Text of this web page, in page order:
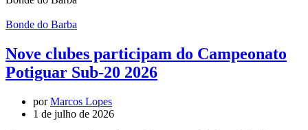
Bonde do Barba
Nove clubes participam do Campeonato
Potiguar Sub-20 2026
porMarcos Lopes
1 de julho de 2026